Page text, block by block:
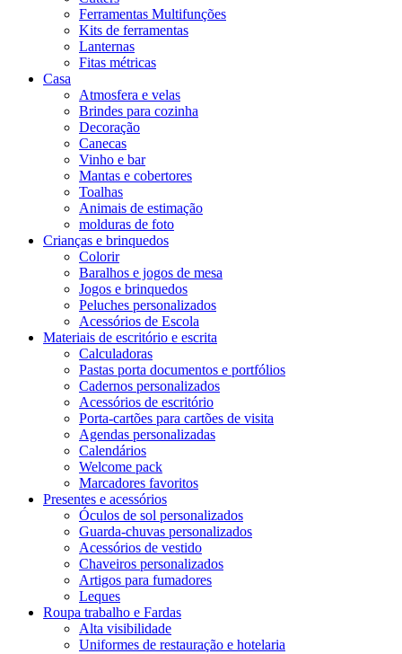
Ferramentas Multifunções
Kits de ferramentas
Lanternas
Fitas métricas
Casa
Atmosfera e velas
Brindes para cozinha
Decoração
Canecas
Vinho e bar
Mantas e cobertores
Toalhas
Animais de estimação
molduras de foto
Crianças e brinquedos
Colorir
Baralhos e jogos de mesa
Jogos e brinquedos
Peluches personalizados
Acessórios de Escola
Materiais de escritório e escrita
Calculadoras
Pastas porta documentos e portfólios
Cadernos personalizados
Acessórios de escritório
Porta-cartões para cartões de visita
Agendas personalizadas
Calendários
Welcome pack
Marcadores favoritos
Presentes e acessórios
Óculos de sol personalizados
Guarda-chuvas personalizados
Acessórios de vestido
Chaveiros personalizados
Artigos para fumadores
Leques
Roupa trabalho e Fardas
Alta visibilidade
Uniformes de restauração e hotelaria